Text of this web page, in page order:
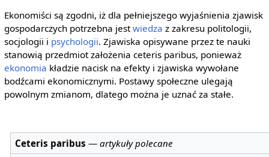
Ekonomiści są zgodni, iż dla pełniejszego wyjaśnienia zjawisk
gospodarczych potrzebna jestwiedza z zakresu politologii,
socjologii i psychologii. Zjawiska opisywane przez te nauki
stanowią przedmiot założenia ceteris paribus, ponieważ
ekonomia kładzie nacisk na efekty i zjawiska wywołane
bodźcami ekonomicznymi. Postawy społeczne ulegają
powolnym zmianom, dlatego można je uznać za stałe.
Ceteris paribus —artykuły polecane